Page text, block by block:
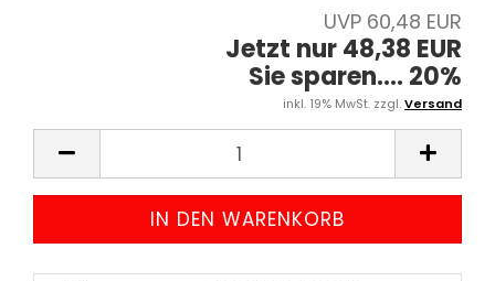
UVP 60,48 EUR
Jetzt nur 48,38 EUR
Sie sparen.... 20%
inkl. 19% MwSt. zzgl.Versand